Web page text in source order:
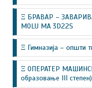
Ξ БРАВАР –
MOLU MA 3D22S
Ξ Гимназија – општи
Ξ ОПЕРАТЕР
образовање III